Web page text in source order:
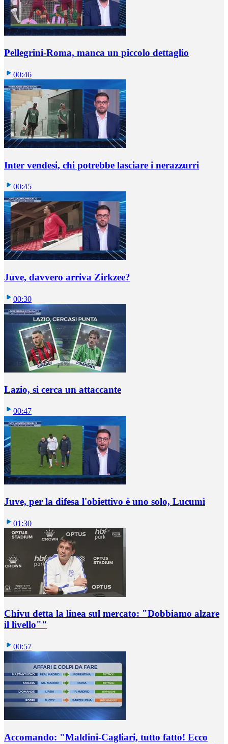
Pellegrini-Roma, manca un piccolo dettaglio
00:46
Inter vendesi, chi potrebbe lasciare i nerazzurri
00:45
Juve, davvero arriva Zirkzee?
00:30
Lazio, si cerca un attaccante
00:47
Juve, per la difesa l'obiettivo è uno solo, Lucumì
01:30
Chivu detta la linea sul mercato: "Dobbiamo alzare
il livello""
00:57
Accomando: "Maldini-Cagliari, tutto fatto! Ecco